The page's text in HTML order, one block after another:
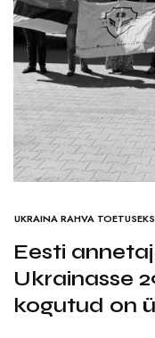
UKRAINA RAHVA TOETUSEKS
Eesti
Ukrainasse
kogutud on